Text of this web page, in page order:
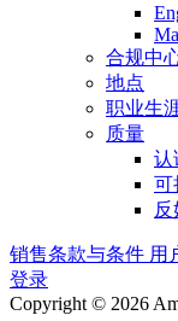
合规中
地点
职业生
质量
认
可
销售条款与条件 用
登录
Copyright © 2026